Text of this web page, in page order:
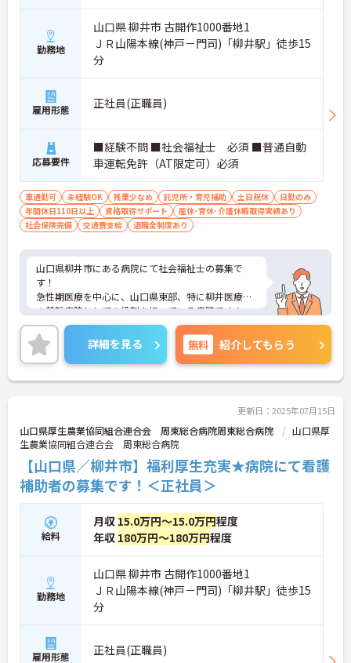
勤務地
山口県 柳井市 古開作1000番地1
ＪＲ山陽本線(神戸－門司)「柳井駅」徒歩15
分
雇用形態 正社員(正職員)
応募要件
■経験不問 ■社会福祉士 必須 ■普通自動
車運転免許（AT限定可）必須
車通勤可 未経験OK 残業少なめ 託児所・育児補助 土日祝休
日勤のみ
年間休日110日以上
資格取得サポート
産休･育休･介護休暇取得実績あり
社会保険完備
交通費支給 退職金制度あり
山口県柳井市にある病院にて社会福祉士の募集で
す！
急性期医療を中心に、山口県東部、特に柳井医療圏
の基幹病院としての役割を担っている病院です★
福利厚生がとても充実しており、また日勤のみ、土
日祝お休み、年間休日120日とプライベートも大切
に出来ます♪
ご興味ある方には、面接対策ポイントなど、さらに
詳細をお話しいたしますのでお気軽にご相談くださ
詳細を見る 無料 紹介してもらう
更新日：2025年07月15日
山口県厚生農業協同組合連合会 周東総合病院周東総合病院
山口県厚
生農業協同組合連合会 周東総合病院
【山口県／柳井市】福利厚生充実★病院にて看護
補助者の募集です！＜正社員＞
給料
月収 15.0万円～15.0万円程度
年収 180万円～180万円程度
勤務地
山口県 柳井市 古開作1000番地1
ＪＲ山陽本線(神戸－門司)「柳井駅」徒歩15
分
雇用形態 正社員(正職員)